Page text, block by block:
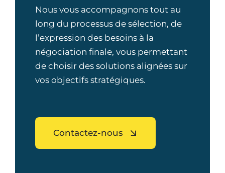
Nous vous accompagnons tout au
long du processus de sélection, de
l’expression des besoins à la
négociation finale, vous permettant
de choisir des solutions alignées sur
vos objectifs stratégiques.
Contactez-nous